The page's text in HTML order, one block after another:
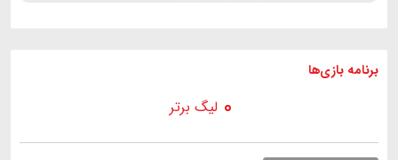
برنامه بازی ها
لیگ برتر